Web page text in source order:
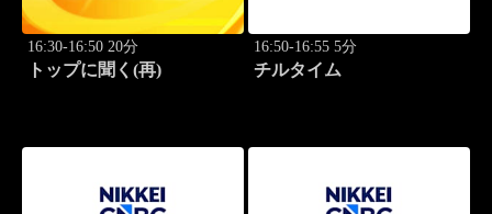
16:30-16:50 20分
トップに聞く(再)
16:50-16:55 5分
チルタイム